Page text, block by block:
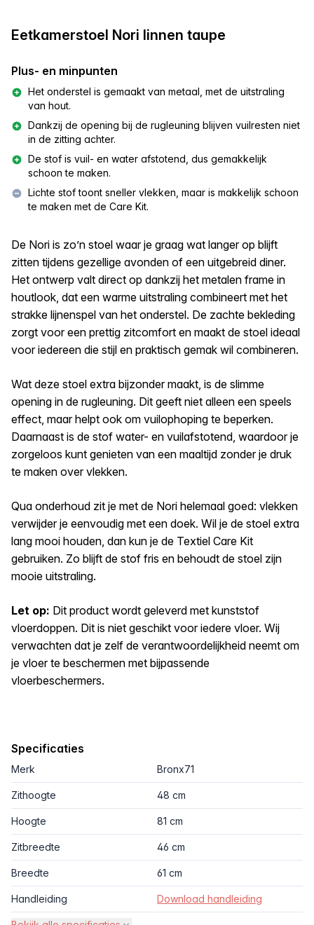
Eetkamerstoel Nori linnen taupe
Plus- en minpunten
Het onderstel is gemaakt van metaal, met de uitstraling
van hout.
Dankzij de opening bij de rugleuning blijven vuilresten niet
in de zitting achter.
De stof is vuil- en water afstotend, dus gemakkelijk
schoon te maken.
Lichte stof toont sneller vlekken, maar is makkelijk schoon
te maken met de Care Kit.
De Nori is zo’n stoel waar je graag wat langer op blijft
zitten tijdens gezellige avonden of een uitgebreid diner.
Het ontwerp valt direct op dankzij het metalen frame in
houtlook, dat een warme uitstraling combineert met het
strakke lijnenspel van het onderstel. De zachte bekleding
zorgt voor een prettig zitcomfort en maakt de stoel ideaal
voor iedereen die stijl en praktisch gemak wil combineren.
Wat deze stoel extra bijzonder maakt, is de slimme
opening in de rugleuning. Dit geeft niet alleen een speels
effect, maar helpt ook om vuilophoping te beperken.
Daarnaast is de stof water- en vuilafstotend, waardoor je
zorgeloos kunt genieten van een maaltijd zonder je druk
te maken over vlekken.
Qua onderhoud zit je met de Nori helemaal goed: vlekken
verwijder je eenvoudig met een doek. Wil je de stoel extra
lang mooi houden, dan kun je de Textiel Care Kit
gebruiken. Zo blijft de stof fris en behoudt de stoel zijn
mooie uitstraling.
Let op: Dit product wordt geleverd met kunststof
vloerdoppen. Dit is niet geschikt voor iedere vloer. Wij
verwachten dat je zelf de verantwoordelijkheid neemt om
je vloer te beschermen met bijpassende
vloerbeschermers.
Specificaties
Merk Bronx71
Zithoogte 48 cm
Hoogte 81 cm
Zitbreedte 46 cm
Breedte 61 cm
Handleiding Download handleiding